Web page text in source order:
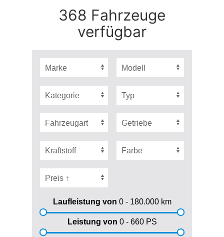
368 Fahrzeuge
verfügbar
Laufleistung von 0 - 180.000km
Leistung von 0 - 660PS